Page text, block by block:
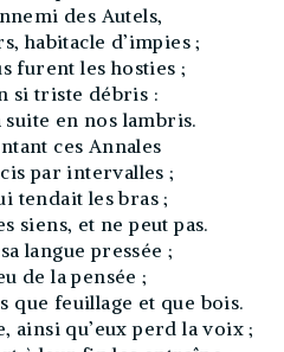
des Autels,
habitacle d’impies ;
furent les hosties ;
si triste débris :
en nos lambris.
ces Annales
par intervalles ;
tendait les bras ;
siens, et ne peut pas.
langue pressée ;
de la pensée ;
que feuillage et que bois.
ainsi qu’eux perd la voix ;